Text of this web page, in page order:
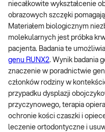
niecałkowite wykształcenie
obrazowych szczęki
Materiałem biologicznym
molekularnych jest próbka
pacjenta. Badania te
genu RUNX2. Wynik badania
znaczenie w poradnictwie
członków rodziny w
przypadku dysplazji
przyczynowego, terapia
ochronie kości czaszki i
leczenie ortodontyczne i